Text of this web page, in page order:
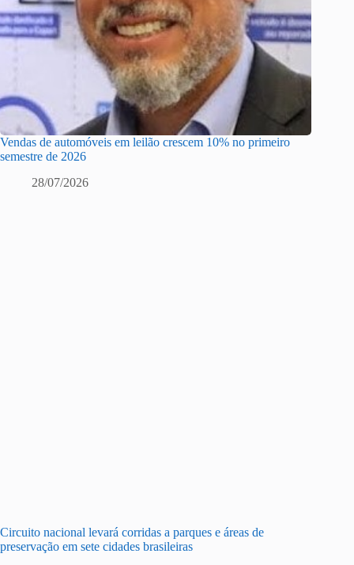
Vendas de automóveis em leilão crescem 10% no primeiro
semestre de 2026
28/07/2026
Circuito nacional levará corridas a parques e áreas de
preservação em sete cidades brasileiras